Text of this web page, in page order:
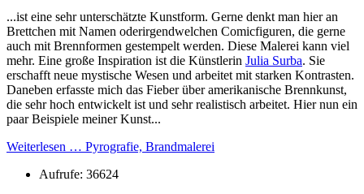
...ist eine sehr unterschätzte Kunstform. Gerne denkt man hier an
Brettchen mit Namen oderirgendwelchen Comicfiguren, die gerne
auch mit Brennformen gestempelt werden. Diese Malerei kann viel
mehr. Eine große Inspiration ist die Künstlerin Julia Surba. Sie
erschafft neue mystische Wesen und arbeitet mit starken Kontrasten.
Daneben erfasste mich das Fieber über amerikanische Brennkunst,
die sehr hoch entwickelt ist und sehr realistisch arbeitet. Hier nun ein
paar Beispiele meiner Kunst...
Weiterlesen … Pyrografie, Brandmalerei
Aufrufe: 36624